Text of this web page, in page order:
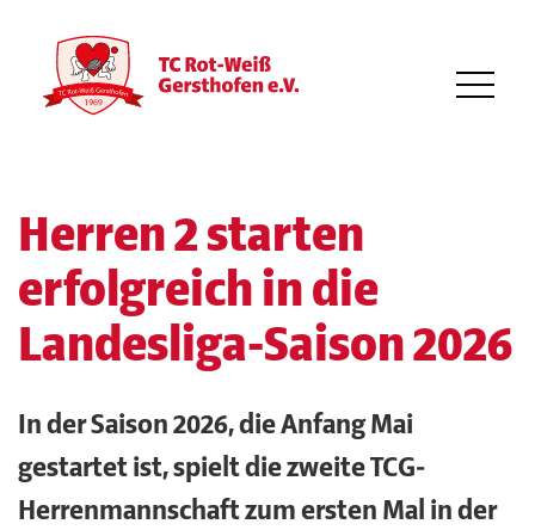
Herren 2 starten
erfolgreich in die
Landesliga-Saison 2026
In der Saison 2026, die Anfang Mai
gestartet ist, spielt die zweite TCG-
Herrenmannschaft zum ersten Mal in der